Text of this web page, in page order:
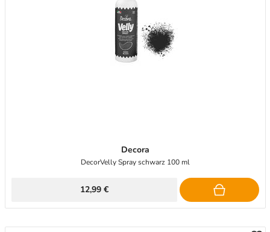
Decora
DecorVelly Spray schwarz 100 ml
12,99 €